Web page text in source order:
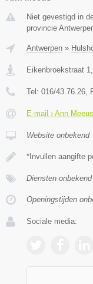
Niet gevestigd in
provincie
Antwerpen »
Eikenbroekstraat 1
Tel: 016/43.76.26 ,
E-mail › Ann Meeus
Website onbekend
*Invullen aangifte
Diensten onbekend
Openingstijden
Sociale media: